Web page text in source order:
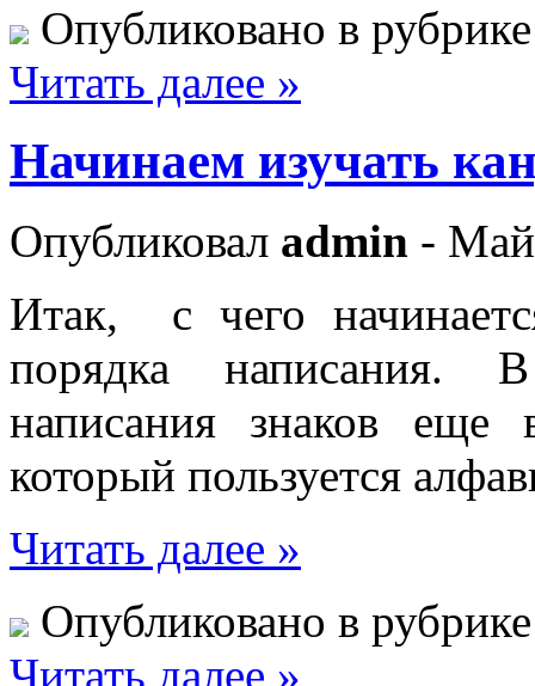
Опубликовано в
Читать далее »
Начинаем изучать
Опубликовал admin -
Итак, с чего
порядка написания.
написания знаков
который пользуется
Читать далее »
Опубликовано в
Читать далее »